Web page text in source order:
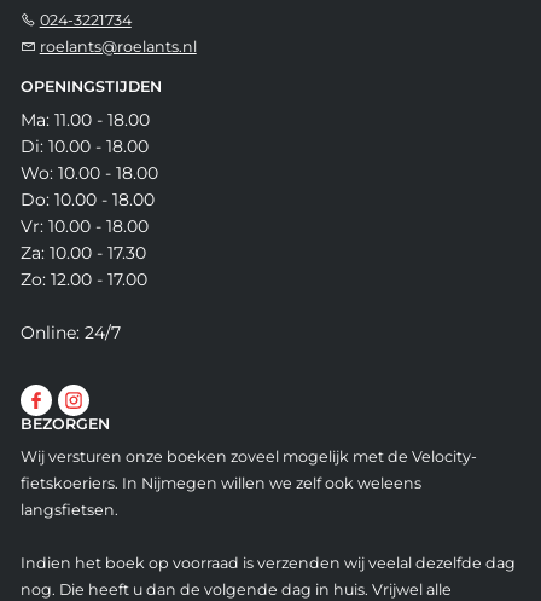
024-3221734
roelants@roelants.nl
OPENINGSTIJDEN
Ma: 11.00 - 18.00
Di: 10.00 - 18.00
Wo: 10.00 - 18.00
Do: 10.00 - 18.00
Vr: 10.00 - 18.00
Za: 10.00 - 17.30
Zo: 12.00 - 17.00
Online: 24/7
BEZORGEN
Wij versturen onze boeken zoveel mogelijk met de Velocity-
fietskoeriers. In Nijmegen willen we zelf ook weleens
langsfietsen.
Indien het boek op voorraad is verzenden wij veelal dezelfde dag
nog. Die heeft u dan de volgende dag in huis. Vrijwel alle